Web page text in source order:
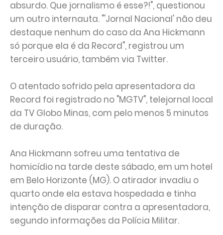
absurdo. Que jornalismo é esse?!", questionou
um outro internauta. "'Jornal Nacional' não deu
destaque nenhum do caso da Ana Hickmann
só porque ela é da Record", registrou um
terceiro usuário, também via Twitter.
O atentado sofrido pela apresentadora da
Record foi registrado no "MGTV", telejornal local
da TV Globo Minas, com pelo menos 5 minutos
de duração.
Ana Hickmann sofreu uma tentativa de
homicídio na tarde deste sábado, em um hotel
em Belo Horizonte (MG). O atirador invadiu o
quarto onde ela estava hospedada e tinha
intenção de disparar contra a apresentadora,
segundo informações da Polícia Militar.